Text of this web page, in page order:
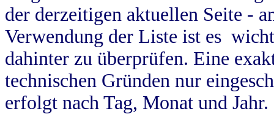
der derzeitigen aktuellen Seite -
Verwendung der Liste ist es
dahinter zu überprüfen. Eine
technischen Gründen nur
erfolgt nach Tag, Monat und Jahr.